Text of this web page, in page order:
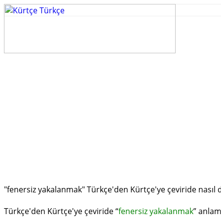
"fenersiz yaka­lanmak" Türkçe'den Kürtçe'ye çeviride nasıl
Türkçe'den Kürtçe'ye çeviride “fenersiz yaka­lanmak”